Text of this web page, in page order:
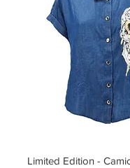
Limited Edition -